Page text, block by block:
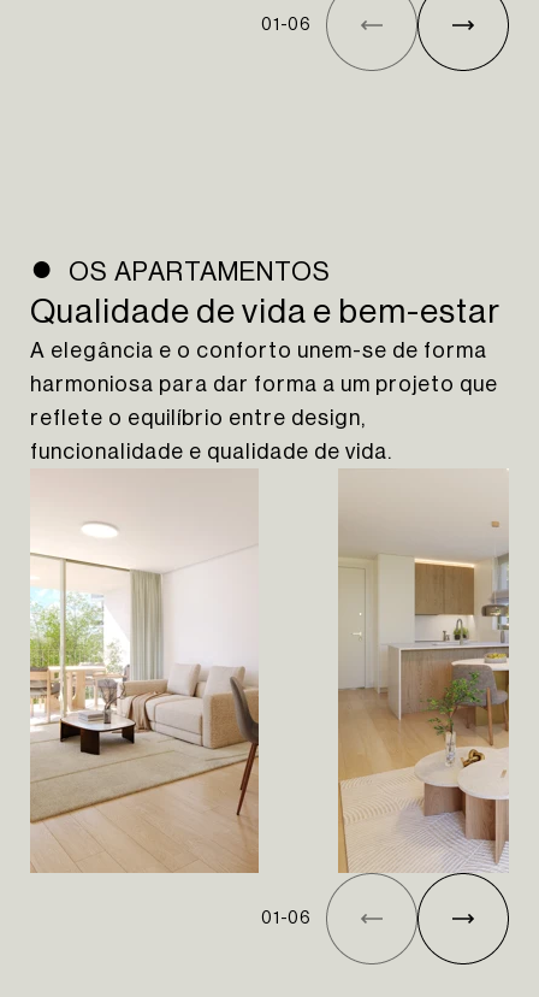
01 -06
OS APARTAMENTOS
Qualidade de vida e bem-estar
A elegância e o conforto unem-se de forma
harmoniosa para dar forma a um projeto que
reflete o equilíbrio entre design,
funcionalidade e qualidade de vida.
01 -06